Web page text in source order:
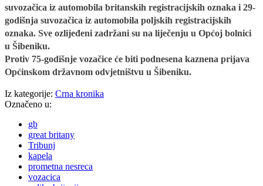
suvozačica iz automobila britanskih registracijskih oznaka i 29-
godišnja suvozačica iz automobila poljskih registracijskih
oznaka. Sve ozlijeđeni zadržani su na liječenju u Općoj bolnici
u Šibeniku.
Protiv 75-godišnje vozačice će biti podnesena kaznena prijava
Općinskom državnom odvjetništvu u Šibeniku.
Iz kategorije: Crna kronika
Označeno u:
gb
great britany
Tribunj
kapela
prometna nesreca
vozacica